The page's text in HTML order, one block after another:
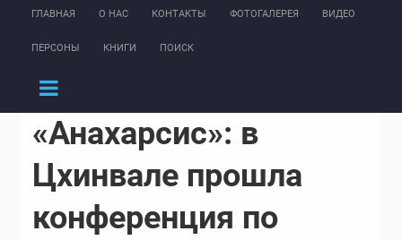
ГЛАВНАЯ О НАС КОНТАКТЫ ФОТОГАЛЕРЕЯ ВИДЕО
ПЕРСОНЫ КНИГИ ПОИСК
«Анахарсис»: в
Цхинвале прошла
конференция по